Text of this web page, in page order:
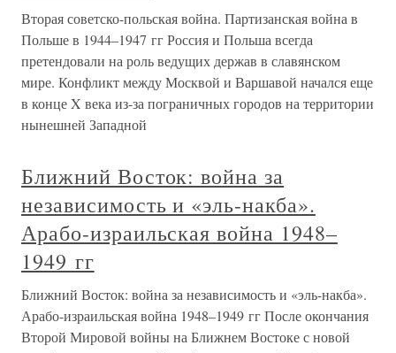
Вторая советско-польская война. Партизанская война в
Польше в 1944–1947 гг Россия и Польша всегда
претендовали на роль ведущих держав в славянском
мире. Конфликт между Москвой и Варшавой начался еще
в конце X века из-за пограничных городов на территории
нынешней Западной
Ближний Восток: война за
независимость и «эль-накба».
Арабо-израильская война 1948–
1949 гг
Ближний Восток: война за независимость и «эль-накба».
Арабо-израильская война 1948–1949 гг После окончания
Второй Мировой войны на Ближнем Востоке с новой